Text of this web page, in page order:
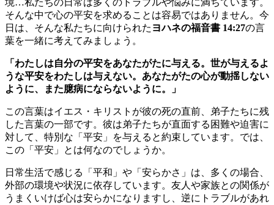
境…私たちの日常は多くのトラブルや悩みに満ちています。
そんな中で心の平安を求めることは容易ではありません。今
日は、そんな私たちに向けられた ヨハネの福音書 14:27の言
葉を一緒に考えてみましょう。
「わたしは自分の平安をあなたがたに与える。世が与えるよ
うな平安をわたしは与えない。あなたがたの心が動揺しない
ように、また臆病にならないように。」
この言葉はイエス・キリストが彼の死の直前、弟子たちに残
した言葉の一部です。彼は弟子たちが直面する困難や迫害に
対して、特別な「平安」を与えると約束しています。では、
この「平安」とは何なのでしょうか。
日常生活で感じる「平和」や「安らかさ」は、多くの場合、
外部の環境や状況に依存しています。友人や家族との関係が
うまくいけば心は安らかになりますし、逆にトラブルがあれ